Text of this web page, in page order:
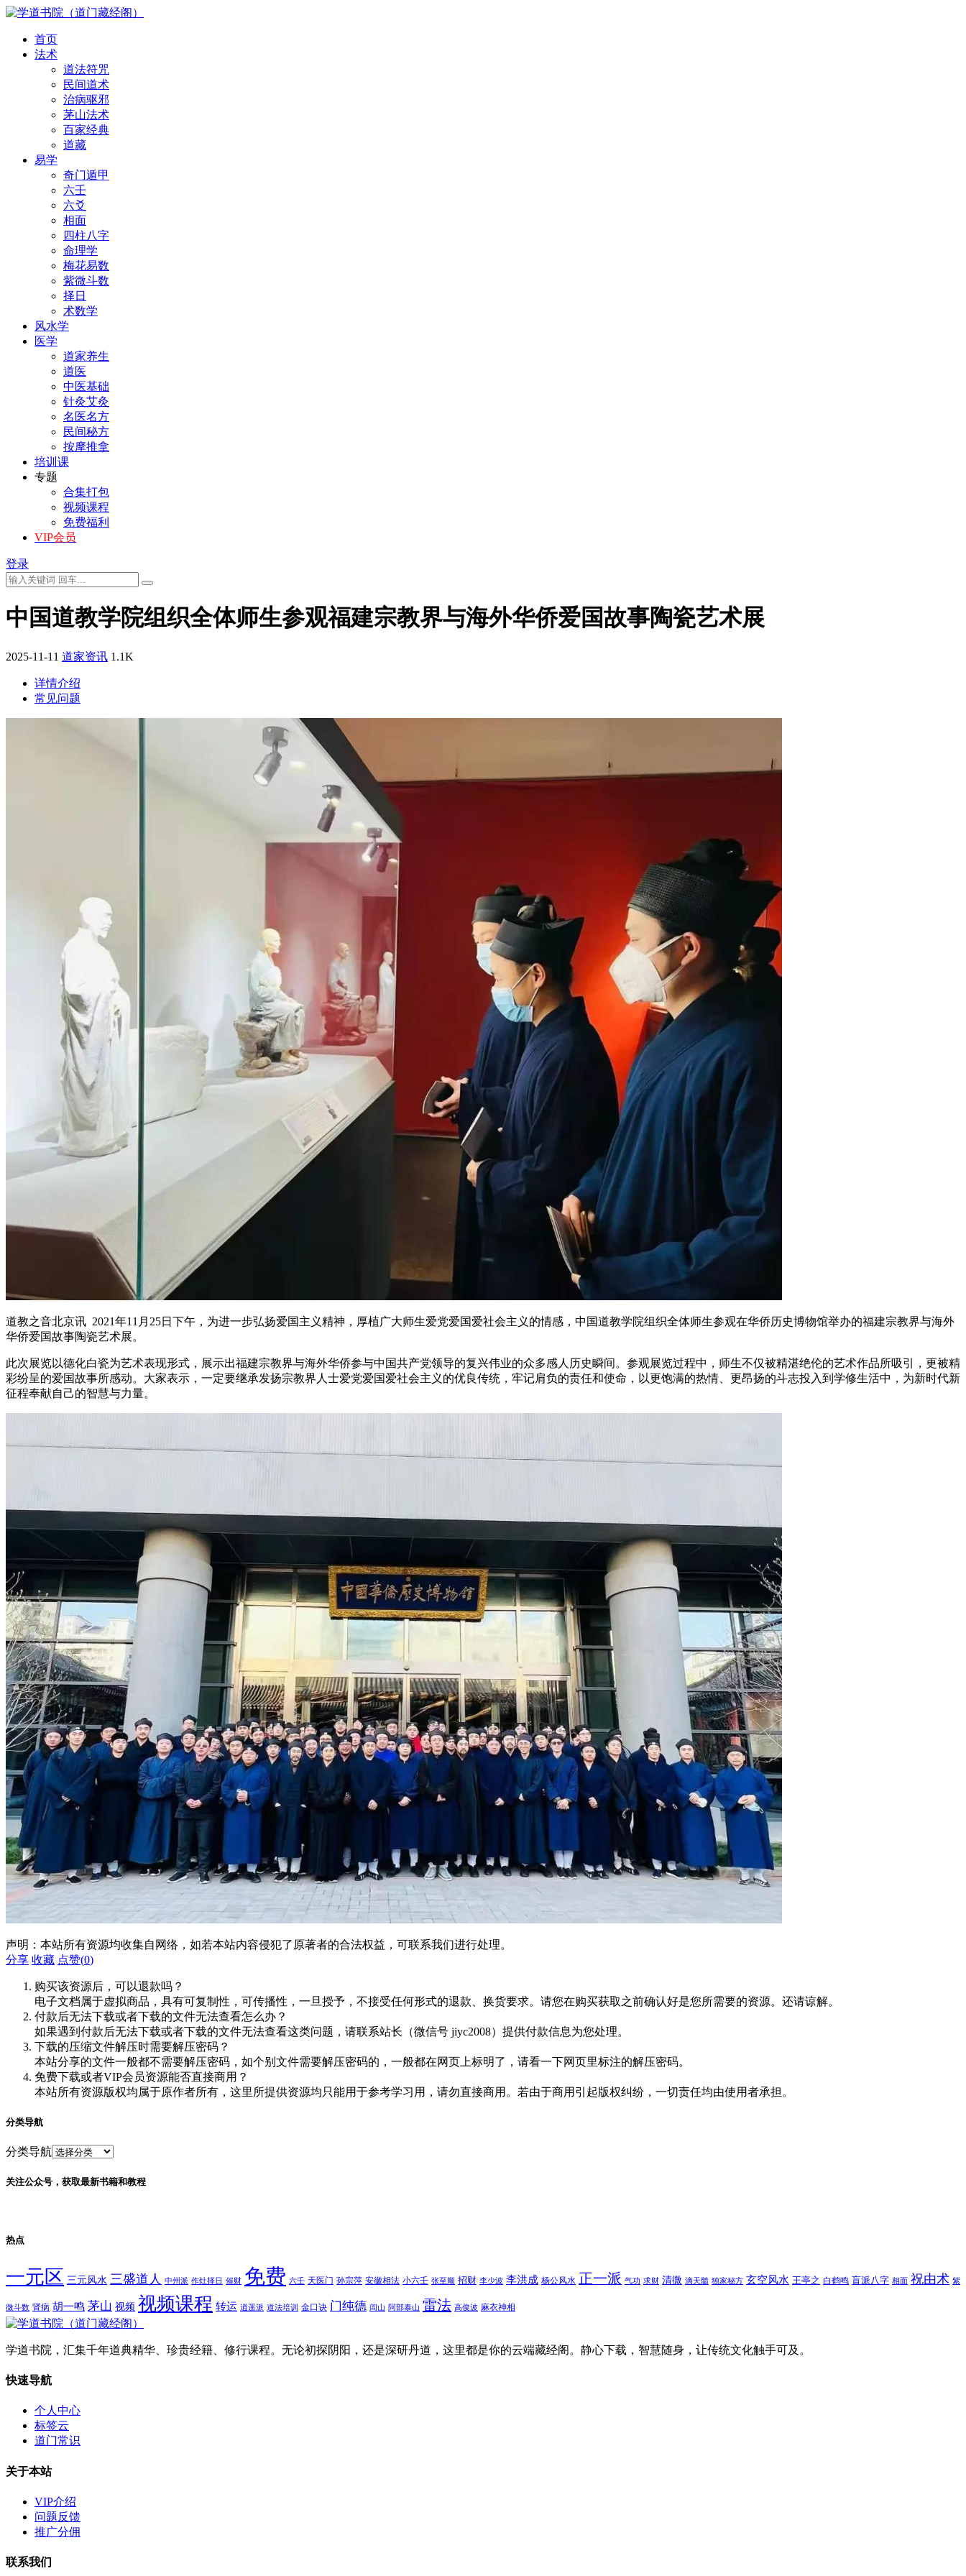
首页
法术
道法符咒
民间道术
治病驱邪
茅山法术
百家经典
道藏
易学
奇门遁甲
六壬
六爻
相面
四柱八字
命理学
梅花易数
紫微斗数
择日
术数学
风水学
医学
道家养生
道医
中医基础
针灸艾灸
名医名方
民间秘方
按摩推拿
培训课
专题
合集打包
视频课程
免费福利
VIP会员
登录
中国道教学院组织全体师生参观福建宗教界与海外华侨爱国故事陶瓷艺术展
2025-11-11 道家资讯 1.1K
详情介绍
常见问题
道教之音北京讯 2021年11月25日下午，为进一步弘扬爱国主义精神，厚植广大师生爱党爱国爱社会主义的情感，中国道教学院组织全体师生参观在华侨历史博物馆举办的福建宗教界与海外
华侨爱国故事陶瓷艺术展。
此次展览以德化白瓷为艺术表现形式，展示出福建宗教界与海外华侨参与中国共产党领导的复兴伟业的众多感人历史瞬间。参观展览过程中，师生不仅被精湛绝伦的艺术作品所吸引，更被精
彩纷呈的爱国故事所感动。大家表示，一定要继承发扬宗教界人士爱党爱国爱社会主义的优良传统，牢记肩负的责任和使命，以更饱满的热情、更昂扬的斗志投入到学修生活中，为新时代新
征程奉献自己的智慧与力量。
声明：本站所有资源均收集自网络，如若本站内容侵犯了原著者的合法权益，可联系我们进行处理。
分享 收藏 点赞(0)
购买该资源后，可以退款吗？
电子文档属于虚拟商品，具有可复制性，可传播性，一旦授予，不接受任何形式的退款、换货要求。请您在购买获取之前确认好是您所需要的资源。还请谅解。
付款后无法下载或者下载的文件无法查看怎么办？
如果遇到付款后无法下载或者下载的文件无法查看这类问题，请联系站长（微信号 jiyc2008）提供付款信息为您处理。
下载的压缩文件解压时需要解压密码？
本站分享的文件一般都不需要解压密码，如个别文件需要解压密码的，一般都在网页上标明了，请看一下网页里标注的解压密码。
免费下载或者VIP会员资源能否直接商用？
本站所有资源版权均属于原作者所有，这里所提供资源均只能用于参考学习用，请勿直接商用。若由于商用引起版权纠纷，一切责任均由使用者承担。
分类导航
分类导航
关注公众号，获取最新书籍和教程
热点
一元区 三元风水 三盛道人 中州派 作灶择日 催财 免费 六壬 天医门 孙宗萍 安徽相法 小六壬 张至顺 招财 李少波 李洪成 杨公风水 正一派 气功 求财 清微 滴天髓 独家秘方 玄空风水 王亭之 白鹤鸣 盲派八字 相面 祝由术 紫
微斗数 肾病 胡一鸣 茅山 视频 视频课程 转运 逍遥派 道法培训 金口诀 门纯德 闾山 阿部泰山 雷法 高俊波 麻衣神相
学道书院，汇集千年道典精华、珍贵经籍、修行课程。无论初探阴阳，还是深研丹道，这里都是你的云端藏经阁。静心下载，智慧随身，让传统文化触手可及。
快速导航
个人中心
标签云
道门常识
关于本站
VIP介绍
问题反馈
推广分佣
联系我们